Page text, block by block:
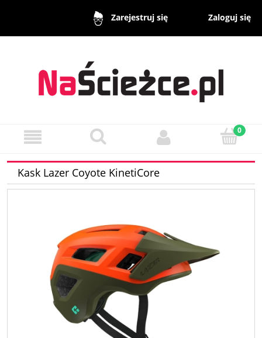
Zarejestruj się Zaloguj się
Kask Lazer Coyote KinetiCore